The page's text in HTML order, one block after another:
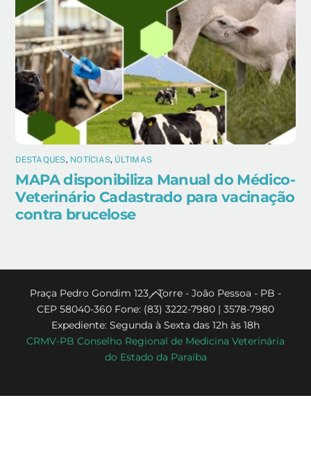
DESTAQUES, NOTÍCIAS, ÚLTIMAS
MAPA disponibiliza Manual do Médico-
Veterinário Cadastrado para vacinação
contra brucelose
Back
To
Top
Praça Pedro Gondim 123 - Torre - João Pessoa - PB -
CEP 58040-360 Fone: (83) 3222-7980 | 3578-7980
Expediente: Segunda à Sexta das 12h às 18h
CRMV-PB Conselho Regional de Medicina Veterinária
do Estado da Paraíba